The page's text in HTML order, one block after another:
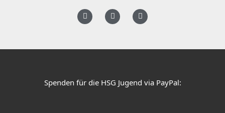
F
e
k
I
t
a
m
Y
t
Spenden für die HSG Jugend via PayPal: